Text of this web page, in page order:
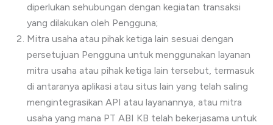
diperlukan sehubungan dengan kegiatan transaksi
yang dilakukan oleh Pengguna;
Mitra usaha atau pihak ketiga lain sesuai dengan
persetujuan Pengguna untuk menggunakan layanan
mitra usaha atau pihak ketiga lain tersebut, termasuk
di antaranya aplikasi atau situs lain yang telah saling
mengintegrasikan API atau layanannya, atau mitra
usaha yang mana PT ABI KB telah bekerjasama untuk